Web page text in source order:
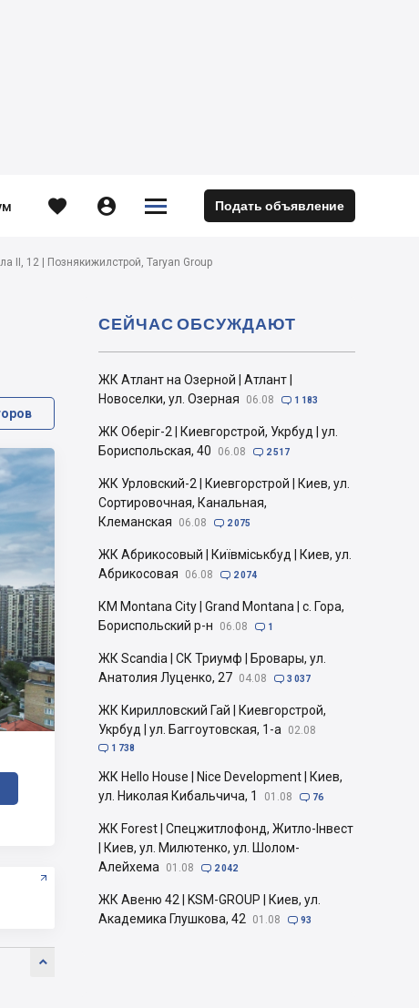
  

 Подать объявление
ІІ, 12 | Познякижилстрой, Taryan Group

ЖК Атлант на Озерной | Атлант |
Новоселки, ул. Озерная
06.08  1 183
ЖК Оберіг-2 | Киевгорстрой, Укрбуд | ул.
Бориспольская, 40
06.08  2 517
ЖК Урловский-2 | Киевгорстрой | Киев, ул.
Сортировочная, Канальная,
Клеманская
06.08  2 075
ЖК Абрикосовый | Київміськбуд | Киев, ул.
Абрикосовая
06.08  2 074
КМ Montana City | Grand Montana | с. Гора,
Бориспольский р-н
06.08  1
ЖК Scandia | СК Триумф | Бровары, ул.
Анатолия Луценко, 27 04.08  3 037
ЖК Кирилловский Гай | Киевгорстрой,
Укрбуд | ул. Баггоутовская, 1-а
02.08
 1 738
ЖК Hello House | Nice Development | Киев,
ул. Николая Кибальчича, 1
01.08  76
ЖК Forest | Спецжитлофонд, Житло-Інвест
| Киев, ул. Милютенко, ул. Шолом-
Алейхема
01.08  2 042
ЖК Авеню 42 | KSM-GROUP | Киев, ул.
Академика Глушкова, 42
01.08  93
СЕЙЧАС ОБСУЖДАЮТ